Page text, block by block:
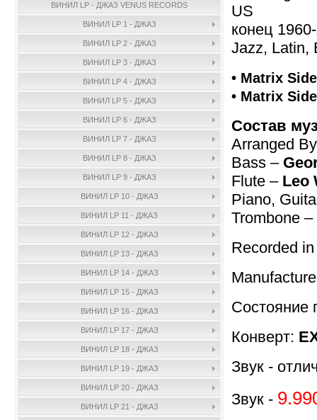
ВИНИЛ LP - ДЖАЗ VENUS RECORDS
ВИНИЛ LP 1 - ДЖАЗ
ВИНИЛ LP 2 - ДЖАЗ
ВИНИЛ LP 3 - ДЖАЗ
ВИНИЛ LP 4 - ДЖАЗ
ВИНИЛ LP 5 - ДЖАЗ
ВИНИЛ LP 6 - ДЖАЗ
ВИНИЛ LP 7 - ДЖАЗ
ВИНИЛ LP 8 - ДЖАЗ
ВИНИЛ LP 9 - ДЖАЗ
ВИНИЛ LP 10 - ДЖАЗ
ВИНИЛ LP 11 - ДЖАЗ
ВИНИЛ LP 12 - ДЖАЗ
ВИНИЛ LP 13 - ДЖАЗ
ВИНИЛ LP 14 - ДЖАЗ
ВИНИЛ LP 15 - ДЖАЗ
ВИНИЛ LP 16 - ДЖАЗ
ВИНИЛ LP 17 - ДЖАЗ
ВИНИЛ LP 18 - ДЖАЗ
ВИНИЛ LP 19 - ДЖАЗ
ВИНИЛ LP 20 - ДЖАЗ
ВИНИЛ LP 21 - ДЖАЗ
US
конец
Jazz, Latin,
• Matrix
• Matrix
Состав
Arranged
Bass –
Flute – Leo
Piano,
Trombone –
Recorded
Состояние
Конверт:
Звук -
Звук -